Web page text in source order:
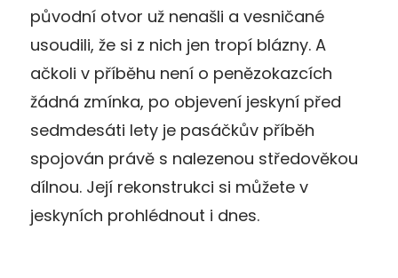
původní otvor už nenašli a vesničané
usoudili, že si z nich jen tropí blázny. A
ačkoli v příběhu není o penězokazcích
žádná zmínka, po objevení jeskyní před
sedmdesáti lety je pasáčkův příběh
spojován právě s nalezenou středověkou
dílnou. Její rekonstrukci si můžete v
jeskyních prohlédnout i dnes.